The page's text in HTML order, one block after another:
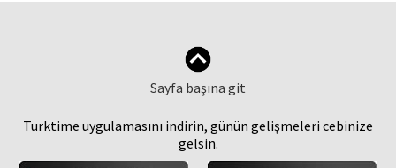
Sayfa başına git
Turktime uygulamasını indirin, günün gelişmeleri cebinize
gelsin.